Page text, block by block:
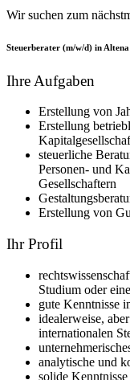
Wir suchen zum
Steuerberater (m/w/d) in
Ihre Aufgaben
Erstellung von
Erstellung
steuerliche
Personen- und
Gesellschaftern
Erstellung von
Ihr Profil
Studium oder
gute Kenntnisse
idealerweise,
internationalen
analytische und
solide